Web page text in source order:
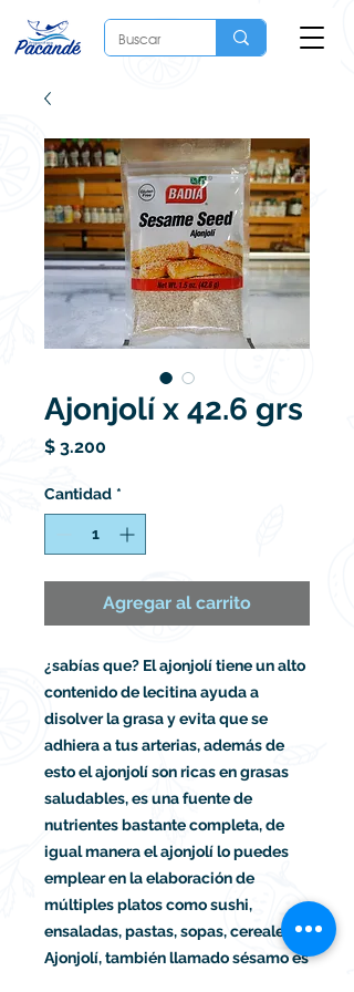
Ajonjolí x 42.6 grs
$ 3.200
Cantidad *
Agregar al carrito
¿sabías que? El ajonjolí tiene un alto
contenido de lecitina ayuda a
disolver la grasa y evita que se
adhiera a tus arterias, además de
esto el ajonjolí son ricas en grasas
saludables, es una fuente de
nutrientes bastante completa, de
igual manera el ajonjolí lo puedes
emplear en la elaboración de
múltiples platos como sushi,
ensaladas, pastas, sopas, cereales.
Ajonjolí, también llamado sésamo es